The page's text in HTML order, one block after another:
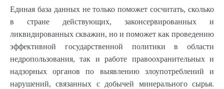
Единая база данных не только поможет сосчитать, сколько
в стране действующих, законсервированных и
ликвидированных скважин, но и поможет как проведению
эффективной государственной политики в области
недропользования, так и работе правоохранительных и
надзорных органов по выявлению злоупотреблений и
нарушений, связанных с добычей минерального сырья.